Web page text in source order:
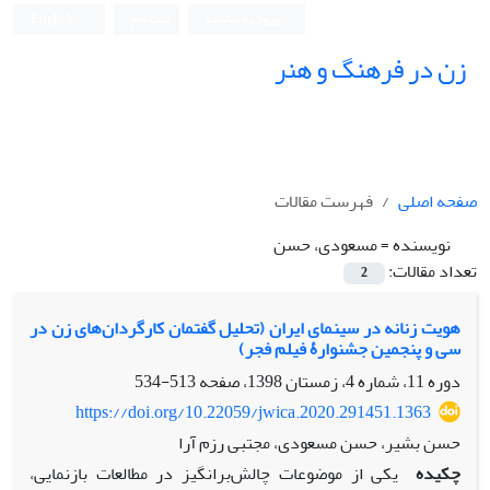
زن در فرهنگ و هنر
صفحه اصلی
فهرست مقالات
نویسنده =مسعودی، حسن
تعداد مقالات:
2
هویت زنانه در سینمای ایران (تحلیل گفتمان کارگردان‌های زن در
سی و پنجمین جشنوارۀ فیلم فجر)
دوره 11، شماره 4، زمستان 1398، صفحه
513-534
https://doi.org/10.22059/jwica.2020.291451.1363
حسن بشیر، حسن مسعودی، مجتبی رزم آرا
چکیده یکی از موضوعات چالش‌برانگیز در مطالعات بازنمایی،